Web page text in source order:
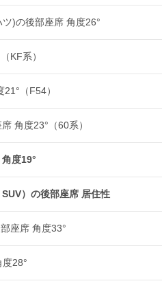
)の後部座席 角度26°
KF系）
（F54）
角度23°（60系）
度19°
）の後部座席 居住性
座席 角度33°
28°